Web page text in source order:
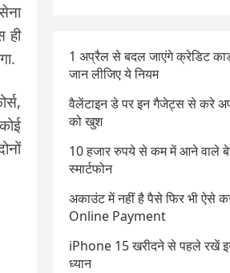
ही
1 अप्रैल से बदल जाएंगे क्रेडिट
जान लीजिए ये नियम
वैलेंटाइन डे पर इन गैजेट्स से करे
को खुश
10 हजार रुपये से कम में आने वाले
स्मार्टफोन
अकाउंट में नहीं है पैसे फिर भी ऐसे
Online Payment
iPhone 15 खरीदने से पहले रखें
ध्यान